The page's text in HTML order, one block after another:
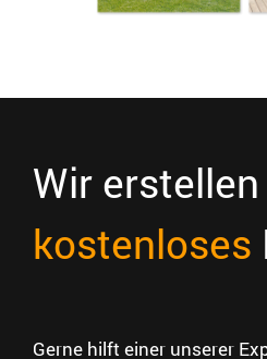
Wir
kostenloses
Gerne hilft einer unserer